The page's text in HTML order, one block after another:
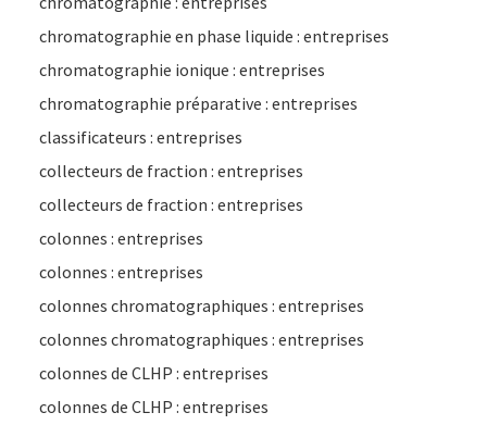
chromatographie en phase liquide : entreprises
chromatographie ionique : entreprises
chromatographie préparative : entreprises
classificateurs : entreprises
collecteurs de fraction : entreprises
collecteurs de fraction : entreprises
colonnes : entreprises
colonnes : entreprises
colonnes chromatographiques : entreprises
colonnes chromatographiques : entreprises
colonnes de CLHP : entreprises
colonnes de CLHP : entreprises